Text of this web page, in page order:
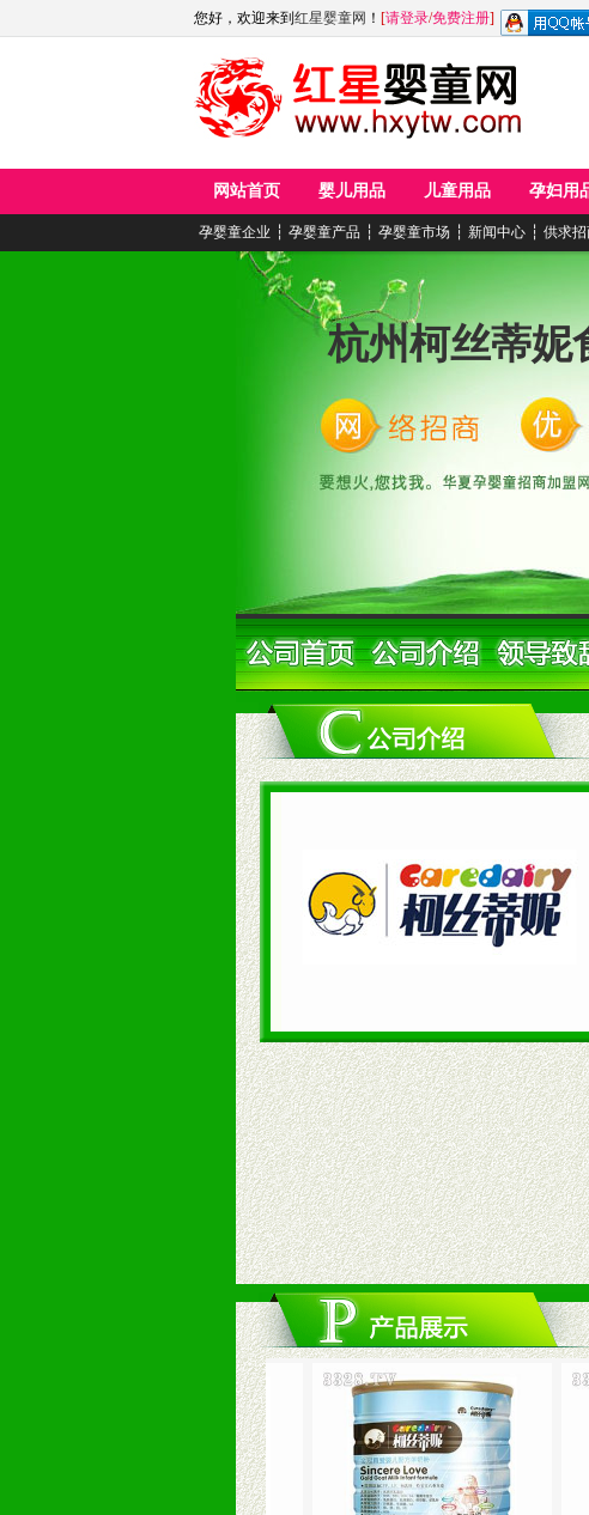
您好，欢迎来到 红星婴童网 ！ [请登录/免费注册]
网站首页 婴儿用品 儿童用品 孕妇用
孕婴童企业 ┆ 孕婴童产品 ┆ 孕婴童市场 ┆ 新闻中心 ┆ 供求
杭州柯丝蒂妮